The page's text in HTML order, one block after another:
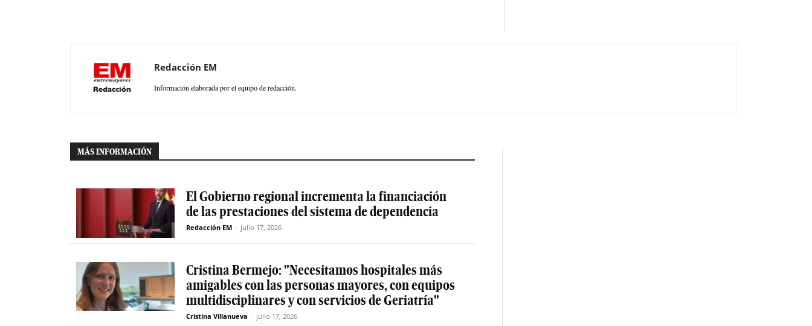
Redacción EM
Información elaborada por el equipo de redacción.
MÁS INFORMACIÓN
El Gobierno regional incrementa la financiación
de las prestaciones del sistema de dependencia
Redacción EM - julio 17, 2026
Cristina Bermejo: "Necesitamos hospitales más
amigables con las personas mayores, con equipos
multidisciplinares y con servicios de Geriatría"
Cristina Villanueva - julio 17, 2026